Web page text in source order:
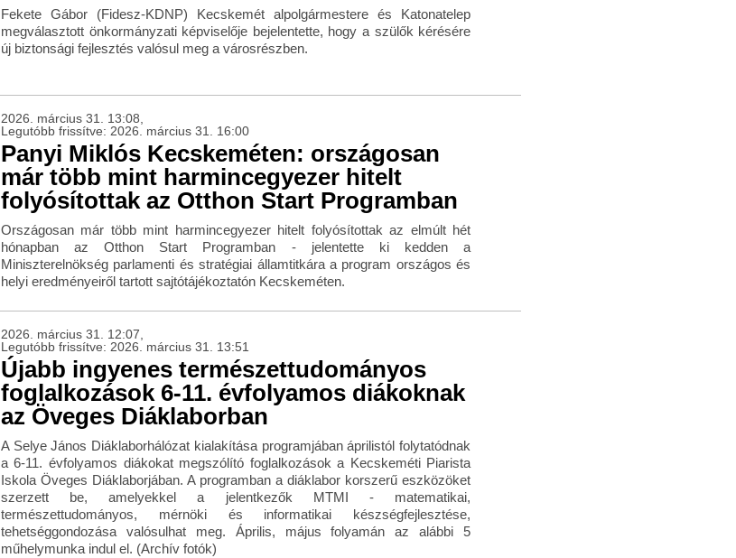
Fekete Gábor (Fidesz-KDNP) Kecskemét alpolgármestere és Katonatelep
megválasztott önkormányzati képviselője bejelentette, hogy a szülők kérésére
új biztonsági fejlesztés valósul meg a városrészben.
2026. március 31. 13:08,
Legutóbb frissítve: 2026. március 31. 16:00
Panyi Miklós Kecskeméten: országosan
már több mint harmincegyezer hitelt
folyósítottak az Otthon Start Programban
Országosan már több mint harmincegyezer hitelt folyósítottak az elmúlt hét
hónapban az Otthon Start Programban - jelentette ki kedden a
Miniszterelnökség parlamenti és stratégiai államtitkára a program országos és
helyi eredményeiről tartott sajtótájékoztatón Kecskeméten.
2026. március 31. 12:07,
Legutóbb frissítve: 2026. március 31. 13:51
Újabb ingyenes természettudományos
foglalkozások 6-11. évfolyamos diákoknak
az Öveges Diáklaborban
A Selye János Diáklaborhálózat kialakítása programjában áprilistól folytatódnak
a 6-11. évfolyamos diákokat megszólító foglalkozások a Kecskeméti Piarista
Iskola Öveges Diáklaborjában. A programban a diáklabor korszerű eszközöket
szerzett be, amelyekkel a jelentkezők MTMI - matematikai,
természettudományos, mérnöki és informatikai készségfejlesztése,
tehetséggondozása valósulhat meg. Április, május folyamán az alábbi 5
műhelymunka indul el. (Archív fotók)